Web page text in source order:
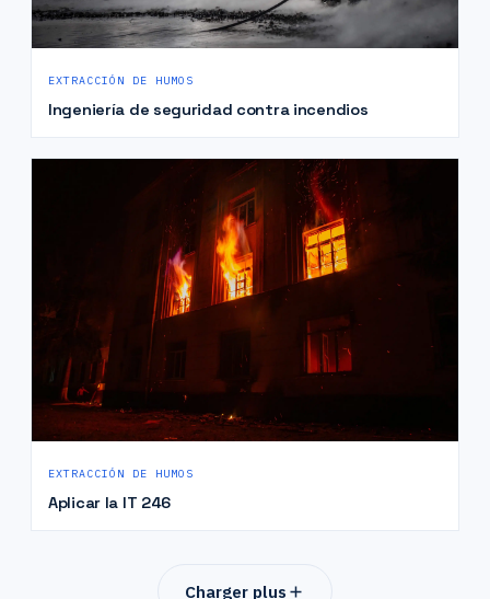
EXTRACCIÓN DE HUMOS
Ingeniería de seguridad contra incendios
EXTRACCIÓN DE HUMOS
Aplicar la IT 246
Charger plus